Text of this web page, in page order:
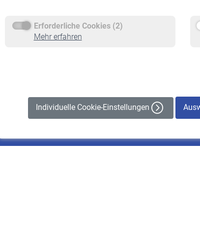
Erforderliche Cookies (2)
Mehr erfahren
Individuelle Cookie-Einstellungen
Versicherung
Staatliche Förderung